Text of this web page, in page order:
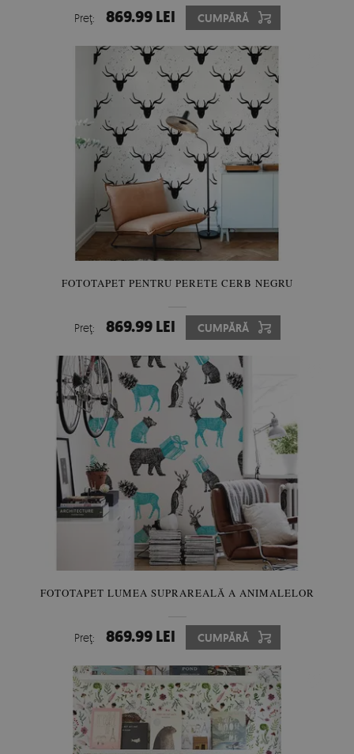
Preţ: 869.99 LEI CUMPĂRĂ
FOTOTAPET PENTRU PERETE CERB NEGRU
Preţ: 869.99 LEI CUMPĂRĂ
FOTOTAPET LUMEA SUPRAREALĂ A ANIMALELOR
Preţ: 869.99 LEI CUMPĂRĂ